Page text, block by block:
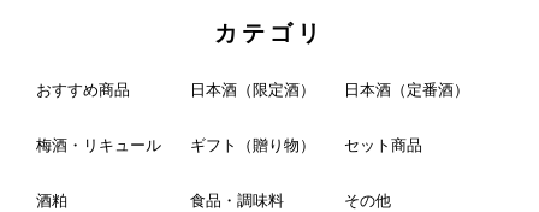
カテゴリ
おすすめ商品 日本酒（限定酒） 日本酒（定番酒）
梅酒・リキュール ギフト（贈り物） セット商品
酒粕 食品・調味料 その他